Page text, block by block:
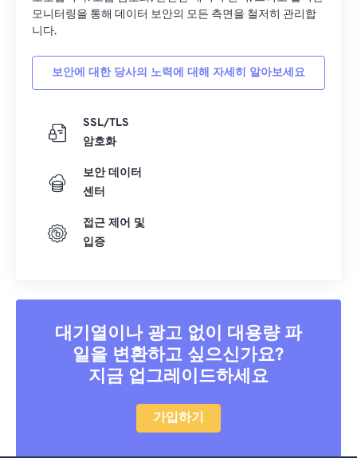
모니터링을 통해 데이터 보안의 모든 측면을 철저히 관리합
니다.
보안에 대한 당사의 노력에 대해 자세히 알아보세요
SSL/TLS
암호화
보안 데이터
센터
접근 제어 및
입증
대기열이나 광고 없이 대용량 파
일을 변환하고 싶으신가요?
지금 업그레이드하세요
가입하기